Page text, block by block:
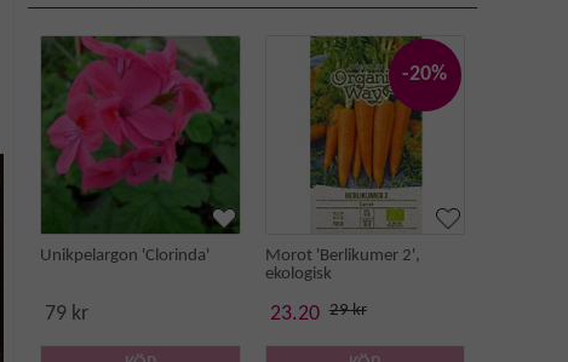
Unikpelargon 'Clorinda'
79 kr
-20%
Morot 'Berlikumer 2',
ekologisk
23.20 29 kr